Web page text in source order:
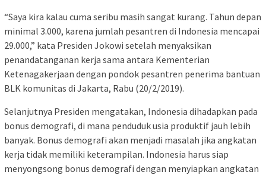
“Saya kira kalau cuma seribu masih sangat kurang. Tahun depan
minimal 3.000, karena jumlah pesantren di Indonesia mencapai
29.000,” kata Presiden Jokowi setelah menyaksikan
penandatanganan kerja sama antara Kementerian
Ketenagakerjaan dengan pondok pesantren penerima bantuan
BLK komunitas di Jakarta, Rabu (20/2/2019).
Selanjutnya Presiden mengatakan, Indonesia dihadapkan pada
bonus demografi, di mana penduduk usia produktif jauh lebih
banyak. Bonus demografi akan menjadi masalah jika angkatan
kerja tidak memiliki keterampilan. Indonesia harus siap
menyongsong bonus demografi dengan menyiapkan angkatan